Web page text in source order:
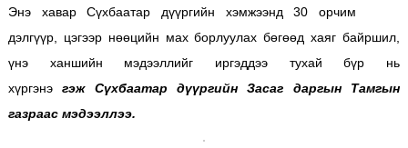
Энэ хавар Сүхбаатар дүүргийн хэмжээнд 30 орчим
дэлгүүр, цэгээр нөөцийн мах борлуулах бөгөөд хаяг байршил,
үнэ ханшийн мэдээллийг иргэддээ тухай бүр нь
хүргэнэгэж Сүхбаатар дүүргийн Засаг даргын Тамгын
газраас мэдээллээ.